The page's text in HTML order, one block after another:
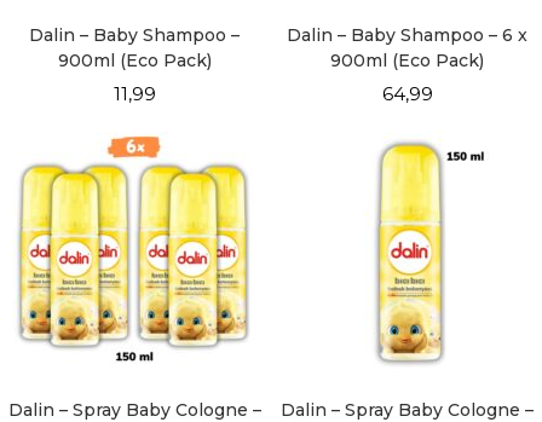
Dalin – Baby Shampoo –
900ml (Eco Pack)
11,99
Dalin – Baby Shampoo – 6 x
900ml (Eco Pack)
64,99
Dalin – Spray Baby Cologne –
Dalin – Spray Baby Cologne –